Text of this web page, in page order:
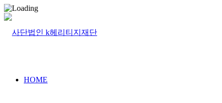
HOME